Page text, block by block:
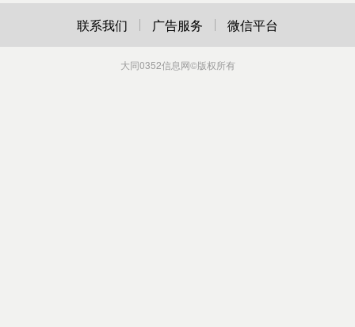
联系我们 广告服务 微信平台
大同0352信息网©版权所有